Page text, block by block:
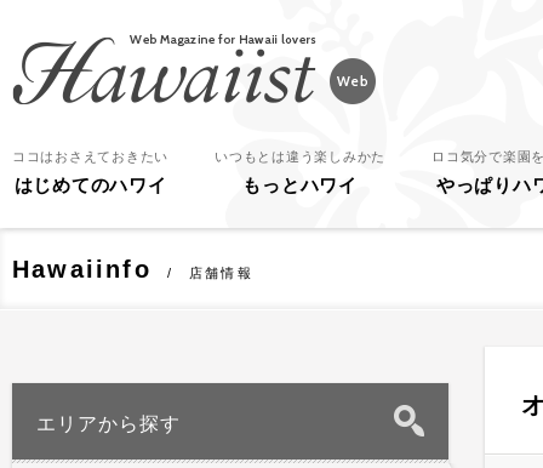
ココはおさえておきたい
はじめてのハワイ
いつもとは違う楽しみかた
もっとハワイ
ロコ気分で楽園
やっぱりハ
Hawaiinfo 店舗情報
エリアから探す